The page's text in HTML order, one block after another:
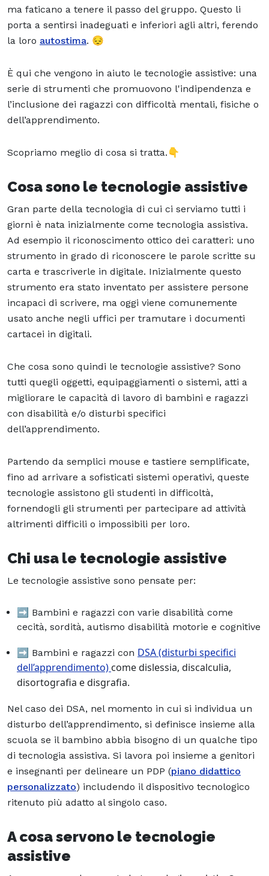
ma faticano a tenere il passo del gruppo. Questo li
porta a sentirsi inadeguati e inferiori agli altri, ferendo
la loro autostima. 😔
È qui che vengono in aiuto le tecnologie assistive: una
serie di strumenti che promuovono l'indipendenza e
l’inclusione dei ragazzi con difficoltà mentali, fisiche o
dell’apprendimento.
Scopriamo meglio di cosa si tratta.👇
Cosa sono le tecnologie assistive
Gran parte della tecnologia di cui ci serviamo tutti i
giorni è nata inizialmente come tecnologia assistiva.
Ad esempio il riconoscimento ottico dei caratteri: uno
strumento in grado di riconoscere le parole scritte su
carta e trascriverle in digitale. Inizialmente questo
strumento era stato inventato per assistere persone
incapaci di scrivere, ma oggi viene comunemente
usato anche negli uffici per tramutare i documenti
cartacei in digitali.
Che cosa sono quindi le tecnologie assistive? Sono
tutti quegli oggetti, equipaggiamenti o sistemi, atti a
migliorare le capacità di lavoro di bambini e ragazzi
con disabilità e/o disturbi specifici
dell’apprendimento.
Partendo da semplici mouse e tastiere semplificate,
fino ad arrivare a sofisticati sistemi operativi, queste
tecnologie assistono gli studenti in difficoltà,
fornendogli gli strumenti per partecipare ad attività
altrimenti difficili o impossibili per loro.
Chi usa le tecnologie assistive
Le tecnologie assistive sono pensate per:
➡️ Bambini e ragazzi con varie disabilità come
cecità, sordità, autismo disabilità motorie e cognitive
➡️ Bambini e ragazzi con DSA (disturbi specifici
dell’apprendimento) come dislessia, discalculia,
disortografia e disgrafia.
Nel caso dei DSA, nel momento in cui si individua un
disturbo dell’apprendimento, si definisce insieme alla
scuola se il bambino abbia bisogno di un qualche tipo
di tecnologia assistiva. Si lavora poi insieme a genitori
e insegnanti per delineare un PDP (piano didattico
personalizzato) includendo il dispositivo tecnologico
ritenuto più adatto al singolo caso.
A cosa servono le tecnologie
assistive